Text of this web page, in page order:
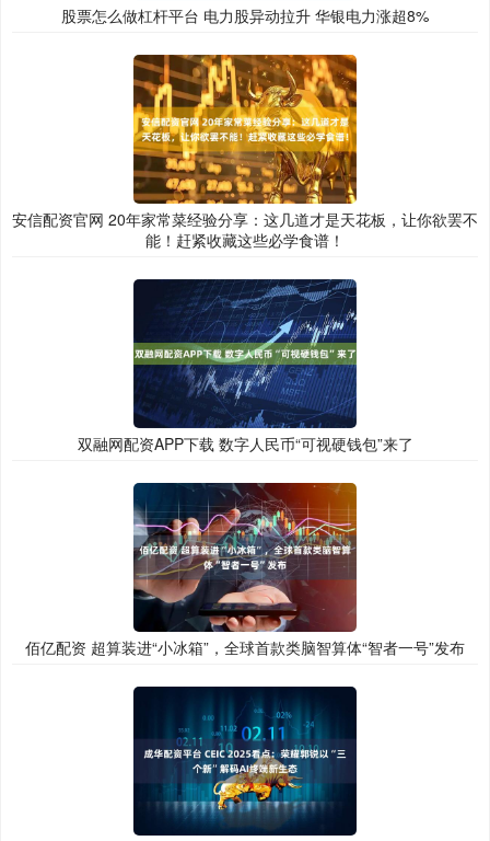
股票怎么做杠杆平台 电力股异动拉升 华银电力涨超8%
安信配资官网 20年家常菜经验分享：这几道才是天花板，让你欲罢不
能！赶紧收藏这些必学食谱！
双融网配资APP下载 数字人民币“可视硬钱包”来了
佰亿配资 超算装进“小冰箱”，全球首款类脑智算体“智者一号”发布